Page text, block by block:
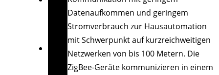
Datenaufkommen und geringem
Stromverbrauch zur Hausautomation
mit Schwerpunkt auf kurzreichweitigen
Netzwerken von bis 100 Metern. Die
ZigBee-Geräte kommunizieren in einem